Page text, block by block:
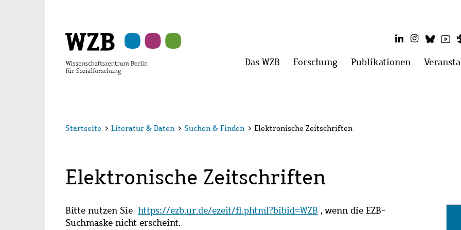
LinkedInInstagram
Hauptmenü
Das WZB Menü
Forschung Menü
Publikationen Menü
Startseite > Literatur & Daten > Suchen & Finden > Elektronische Zeitschriften
Elektronische Zeitschriften
Bitte nutzen Sie https://ezb.ur.de/ezeit/fl.phtml?bibid=WZB , wenn die EZB-
Suchmaske nicht erscheint.